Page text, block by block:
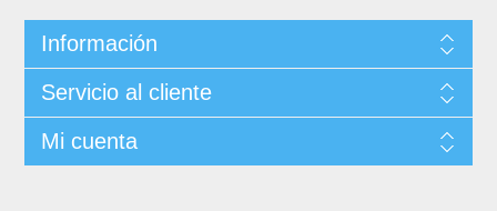
Información
Servicio al cliente
Mi cuenta